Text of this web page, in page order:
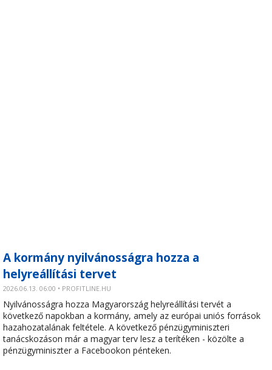
A kormány nyilvánosságra hozza a
helyreállítási tervet
2026.06.13. 06:00 • PROFITLINE.HU
Nyilvánosságra hozza Magyarország helyreállítási tervét a
következő napokban a kormány, amely az európai uniós források
hazahozatalának feltétele. A következő pénzügyminiszteri
tanácskozáson már a magyar terv lesz a terítéken - közölte a
pénzügyminiszter a Facebookon pénteken.